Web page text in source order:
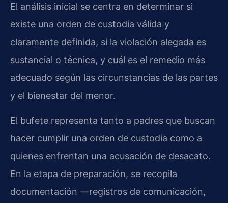
El análisis inicial se centra en determinar si
existe una orden de custodia válida y
claramente definida, si la violación alegada es
sustancial o técnica, y cuál es el remedio más
adecuado según las circunstancias de las partes
y el bienestar del menor.
El bufete representa tanto a padres que buscan
hacer cumplir una orden de custodia como a
quienes enfrentan una acusación de desacato.
En la etapa de preparación, se recopila
documentación —registros de comunicación,